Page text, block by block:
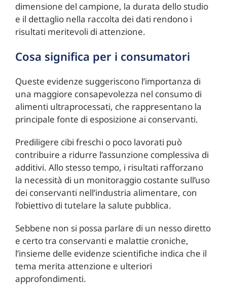
dimensione del campione, la durata dello studio
e il dettaglio nella raccolta dei dati rendono i
risultati meritevoli di attenzione.
Cosa significa per i consumatori
Queste evidenze suggeriscono l’importanza di
una maggiore consapevolezza nel consumo di
alimenti ultraprocessati, che rappresentano la
principale fonte di esposizione ai conservanti.
Prediligere cibi freschi o poco lavorati può
contribuire a ridurre l’assunzione complessiva di
additivi. Allo stesso tempo, i risultati rafforzano
la necessità di un monitoraggio costante sull’uso
dei conservanti nell’industria alimentare, con
l’obiettivo di tutelare la salute pubblica.
Sebbene non si possa parlare di un nesso diretto
e certo tra conservanti e malattie croniche,
l’insieme delle evidenze scientifiche indica che il
tema merita attenzione e ulteriori
approfondimenti.